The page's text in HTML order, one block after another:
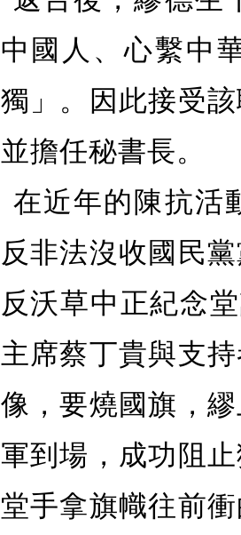
中國人、心繫中
獨」。因此接受
並擔任秘書長。
在近年的陳抗活
反非法沒收國民
反沃草中正紀念
主席蔡丁貴與支
像，要燒國旗，
軍到場，成功阻
堂手拿旗幟往前